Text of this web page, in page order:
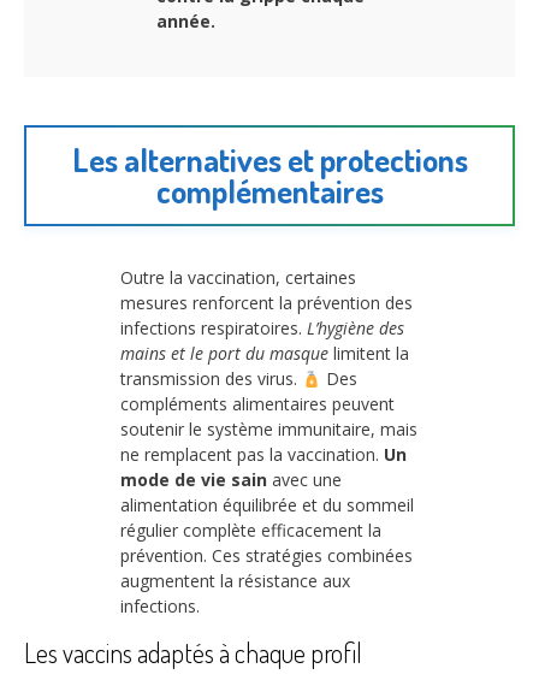
année.
Les alternatives et protections
complémentaires
Outre la vaccination, certaines
mesures renforcent la prévention des
infections respiratoires. L’hygiène des
mains et le port du masque limitent la
transmission des virus.
Des
compléments alimentaires peuvent
soutenir le système immunitaire, mais
ne remplacent pas la vaccination. Un
mode de vie sain avec une
alimentation équilibrée et du sommeil
régulier complète efficacement la
prévention. Ces stratégies combinées
augmentent la résistance aux
infections.
Les vaccins adaptés à chaque profil